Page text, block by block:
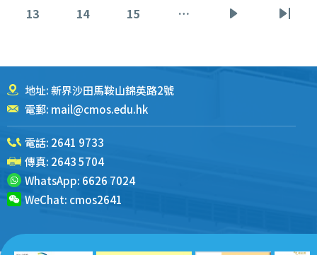
页
面
面
页
13
页
14
页
15 …
末
地址: 新界沙田馬鞍山錦英路2號
電郵: mail@cmos.edu.hk
電話: 2641 9733
傳真: 2643 5704
WhatsApp: 6626 7024
WeChat: cmos2641